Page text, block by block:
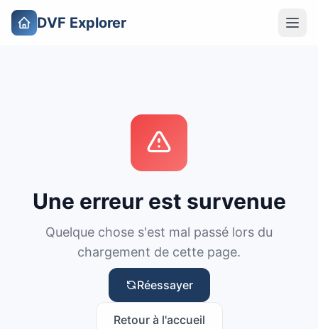
DVF Explorer
Une erreur est survenue
Quelque chose s'est mal passé lors du
chargement de cette page.
Réessayer
Retour à l'accueil